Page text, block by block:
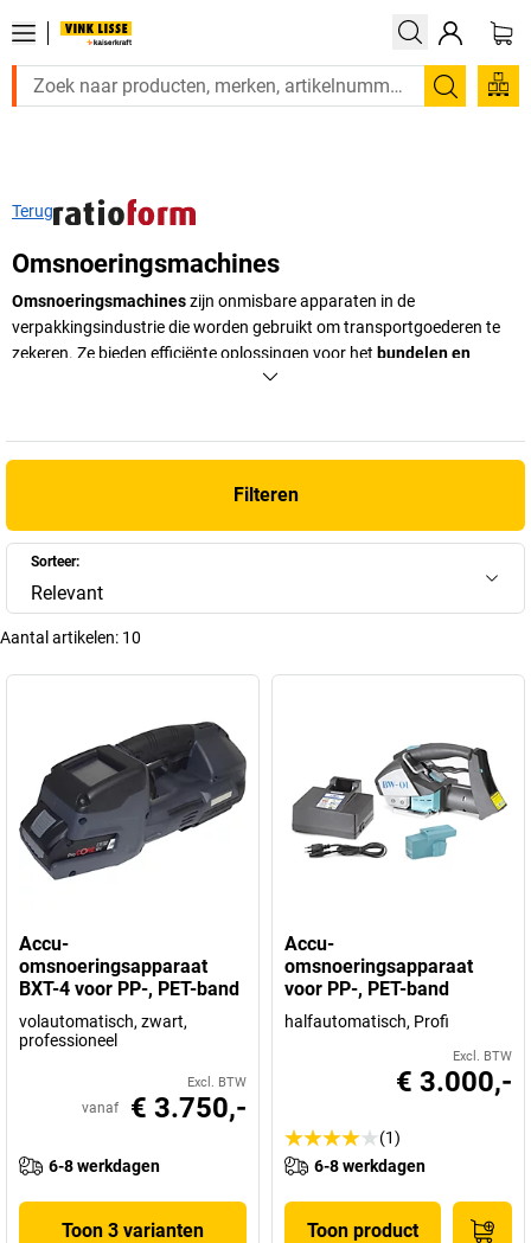
Zoeken
Terug
Omsnoeringsmachines
Omsnoeringsmachineszijn onmisbare apparaten in de
verpakkingsindustrie die worden gebruikt om transportgoederen te
zekeren. Ze bieden efficiënte oplossingen voor het bundelen en
van kartonnen vouwdozen en pallets.
Filteren
Sorteer:
Relevant
Aantal artikelen: 10
Accu-
omsnoeringsapparaat
BXT-4 voor PP-, PET-band
volautomatisch, zwart,
professioneel
Excl. BTW
vanaf € 3.750,-
6-8 werkdagen
Toon 3 varianten
Accu-
omsnoeringsapparaat
voor PP-, PET-band
halfautomatisch, Profi
Excl. BTW
€ 3.000,-
(1)
6-8 werkdagen
Toon product